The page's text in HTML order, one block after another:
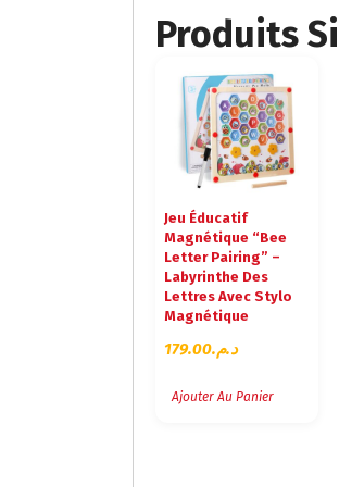
Produits
Jeu Éducatif
Magnétique “Bee
Letter Pairing” –
Labyrinthe Des
Lettres Avec Stylo
Magnétique
د.م.179.00
Ajouter Au Panier